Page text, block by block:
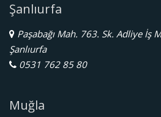
Şanlıurfa
Paşabağı Mah. 763. Sk. Adliye İş
Şanlıurfa
0531 762 85 80
Muğla